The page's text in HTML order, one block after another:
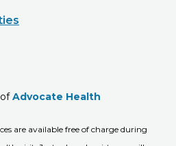
Advocate Health
are available free of charge during